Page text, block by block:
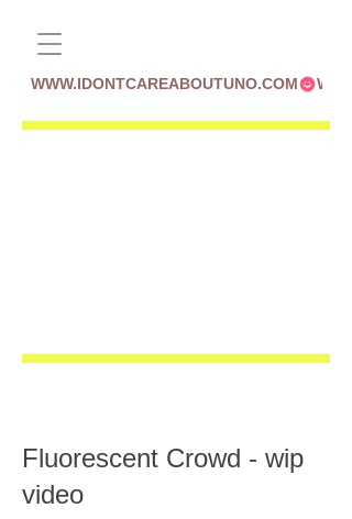
WWW.IDONTCAREABOUTUNO.COM
Fluorescent Crowd - wip
video